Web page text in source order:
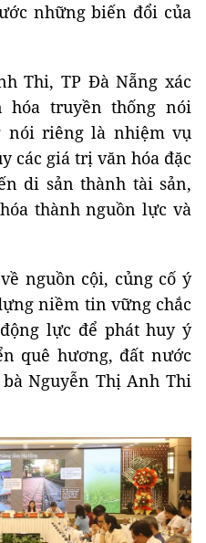
những biến đổi của
Thi, TP Đà Nẵng xác
hóa truyền thống nói
nói riêng là nhiệm vụ
các giá trị văn hóa đặc
di sản thành tài sản,
thành nguồn lực và
nguồn cội, củng cố ý
niềm tin vững chắc
lực để phát huy ý
quê hương, đất nước
Nguyễn Thị Anh Thi